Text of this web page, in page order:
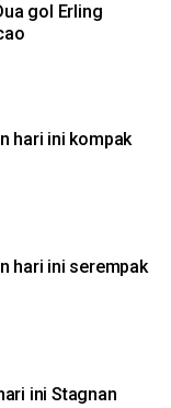
gol Erling
hari ini kompak
hari ini serempak
ini Stagnan